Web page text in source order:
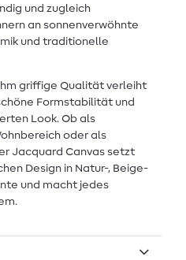
und zugleich
an sonnenverwöhnte
und traditionelle
griffige Qualität verleiht
Formstabilität und
Look. Ob als
oder als
Jacquard Canvas setzt
Design in Natur-, Beige-
und macht jedes